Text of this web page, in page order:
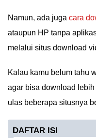
Namun, ada juga cara
ataupun HP tanpa
melalui situs download
Kalau kamu belum tahu
agar bisa download
ulas beberapa situsnya
DAFTAR ISI